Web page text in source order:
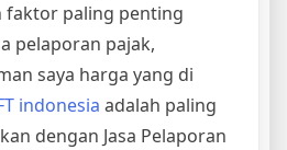
faktor paling penting
pelaporan pajak,
saya harga yang di
indonesia adalah paling
dengan Jasa Pelaporan